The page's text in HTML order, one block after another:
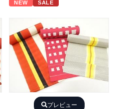
NEW SALE
プレビュー